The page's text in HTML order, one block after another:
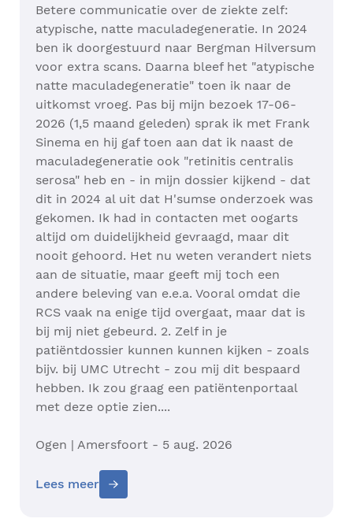
Betere communicatie over de ziekte zelf:
atypische, natte maculadegeneratie. In 2024
ben ik doorgestuurd naar Bergman Hilversum
voor extra scans. Daarna bleef het "atypische
natte maculadegeneratie" toen ik naar de
uitkomst vroeg. Pas bij mijn bezoek 17-06-
2026 (1,5 maand geleden) sprak ik met Frank
Sinema en hij gaf toen aan dat ik naast de
maculadegeneratie ook "retinitis centralis
serosa" heb en - in mijn dossier kijkend - dat
dit in 2024 al uit dat H'sumse onderzoek was
gekomen. Ik had in contacten met oogarts
altijd om duidelijkheid gevraagd, maar dit
nooit gehoord. Het nu weten verandert niets
aan de situatie, maar geeft mij toch een
andere beleving van e.e.a. Vooral omdat die
RCS vaak na enige tijd overgaat, maar dat is
bij mij niet gebeurd. 2. Zelf in je
patiëntdossier kunnen kunnen kijken - zoals
bijv. bij UMC Utrecht - zou mij dit bespaard
hebben. Ik zou graag een patiëntenportaal
met deze optie zien....
Ogen | Amersfoort - 5 aug. 2026
Lees meer